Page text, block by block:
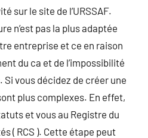
sur le site de l’URSSAF.
n’est pas la plus adaptée
entreprise et ce en raison
du ca et de l’impossibilité
Si vous décidez de créer une
plus complexes. En effet,
et vous au Registre du
( RCS ). Cette étape peut